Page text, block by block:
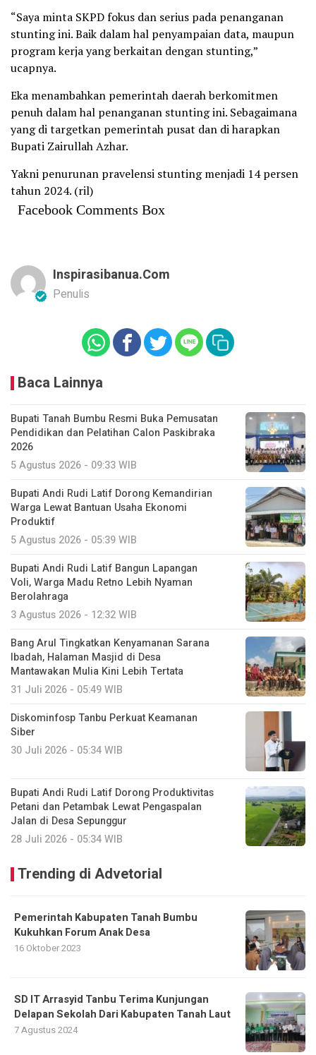
“Saya minta SKPD fokus dan serius pada penanganan
stunting ini. Baik dalam hal penyampaian data, maupun
program kerja yang berkaitan dengan stunting,”
ucapnya.
Eka menambahkan pemerintah daerah berkomitmen
penuh dalam hal penanganan stunting ini. Sebagaimana
yang di targetkan pemerintah pusat dan di harapkan
Bupati Zairullah Azhar.
Yakni penurunan pravelensi stunting menjadi 14 persen
tahun 2024. (ril)
Facebook Comments Box
Inspirasibanua.com
Penulis
Baca Lainnya
Bupati Tanah Bumbu Resmi Buka Pemusatan
Pendidikan dan Pelatihan Calon Paskibraka
2026
5 Agustus 2026 - 09:33 WIB
Bupati Andi Rudi Latif Dorong Kemandirian
Warga Lewat Bantuan Usaha Ekonomi
Produktif
5 Agustus 2026 - 05:39 WIB
Bupati Andi Rudi Latif Bangun Lapangan
Voli, Warga Madu Retno Lebih Nyaman
Berolahraga
3 Agustus 2026 - 12:32 WIB
Bang Arul Tingkatkan Kenyamanan Sarana
Ibadah, Halaman Masjid di Desa
Mantawakan Mulia Kini Lebih Tertata
31 Juli 2026 - 05:49 WIB
Diskominfosp Tanbu Perkuat Keamanan
Siber
30 Juli 2026 - 05:34 WIB
Bupati Andi Rudi Latif Dorong Produktivitas
Petani dan Petambak Lewat Pengaspalan
Jalan di Desa Sepunggur
28 Juli 2026 - 05:34 WIB
Trending di Advetorial
Pemerintah Kabupaten Tanah Bumbu
Kukuhkan Forum Anak Desa
16 Oktober 2023
SD IT Arrasyid Tanbu Terima Kunjungan
Delapan Sekolah Dari Kabupaten Tanah Laut
7 Agustus 2024